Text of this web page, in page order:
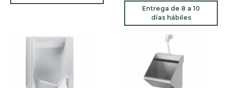
Entrega de 8 a 10
días hábiles